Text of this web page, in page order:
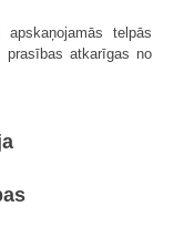
telpās
prasības atkarīgas no